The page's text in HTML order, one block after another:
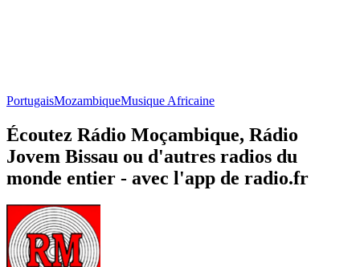
PortugaisMozambiqueMusique Africaine
Écoutez Rádio Moçambique, Rádio
Jovem Bissau ou d'autres radios du
monde entier - avec l'app de radio.fr